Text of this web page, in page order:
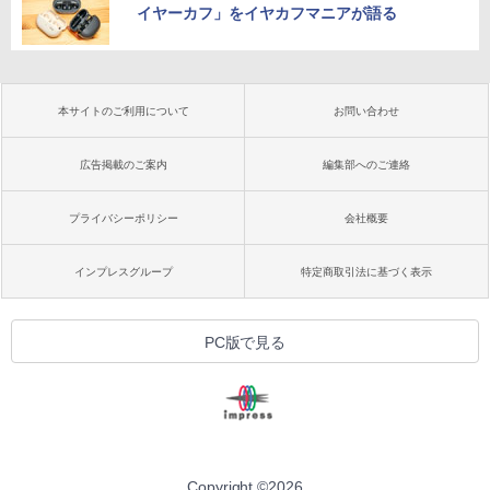
イヤーカフ」をイヤカフマニアが語る
本サイトのご利用について お問い合わせ
広告掲載のご案内 編集部へのご連絡
プライバシーポリシー 会社概要
インプレスグループ 特定商取引法に基づく表示
PC版で見る